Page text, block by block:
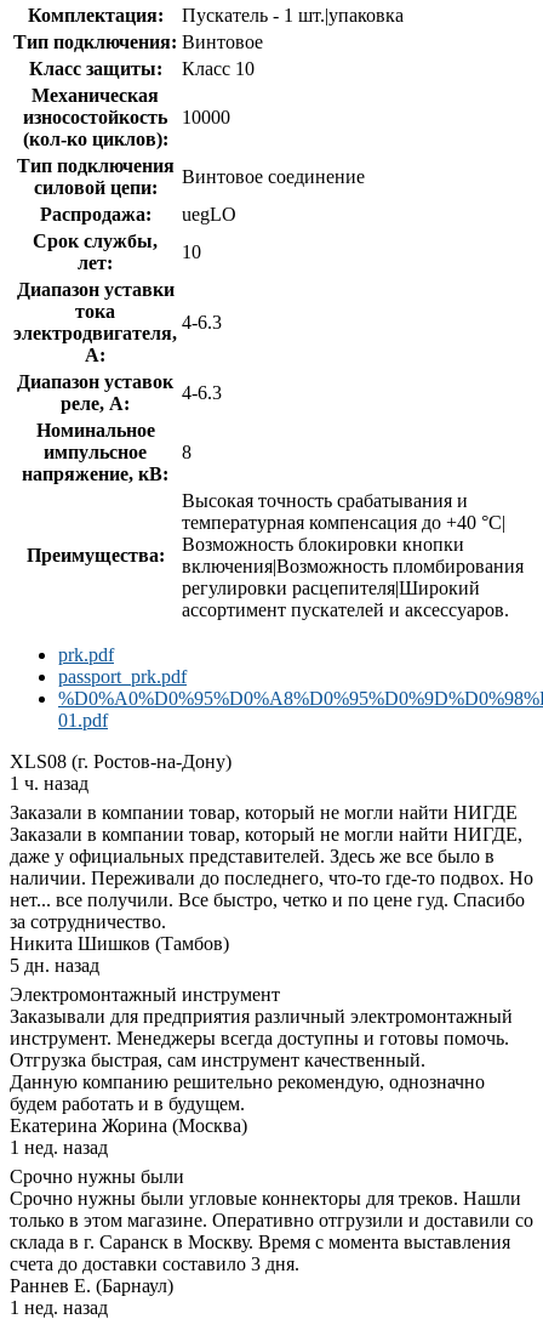
Комплектация:
Пускатель - 1 шт.|упаковка
Тип подключения: Винтовое
Класс защиты:
Класс 10
Механическая
износостойкость
(кол-ко циклов):
10000
Тип подключения
силовой цепи:
Винтовое соединение
Распродажа:
uegLO
Срок службы,
лет:
10
Диапазон уставки
тока
электродвигателя,
А:
4-6.3
Диапазон уставок
реле, А:
4-6.3
Номинальное
импульсное
напряжение, кВ:
8
Преимущества:
Высокая точность срабатывания и
температурная компенсация до +40 °C|
Возможность блокировки кнопки
включения|Возможность пломбирования
регулировки расцепителя|Широкий
ассортимент пускателей и аксессуаров.
prk.pdf
passport_prk.pdf
01.pdf
XLS08 (г. Ростов-на-Дону)
1 ч. назад
Заказали в компании товар, который не могли найти НИГДЕ
Заказали в компании товар, который не могли найти НИГДЕ,
даже у официальных представителей. Здесь же все было в
наличии. Переживали до последнего, что-то где-то подвох. Но
нет... все получили. Все быстро, четко и по цене гуд. Спасибо
за сотрудничество.
Никита Шишков (Тамбов)
5 дн. назад
Электромонтажный инструмент
Заказывали для предприятия различный электромонтажный
инструмент. Менеджеры всегда доступны и готовы помочь.
Отгрузка быстрая, сам инструмент качественный.
Данную компанию решительно рекомендую, однозначно
будем работать и в будущем.
Екатерина Жорина (Москва)
1 нед. назад
Срочно нужны были
Срочно нужны были угловые коннекторы для треков. Нашли
только в этом магазине. Оперативно отгрузили и доставили со
склада в г. Саранск в Москву. Время с момента выставления
счета до доставки составило 3 дня.
Раннев Е. (Барнаул)
1 нед. назад